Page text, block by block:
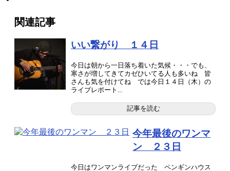
関連記事
いい繋がり １４日
今日は朝から一日落ち着いた気候・・・でも、
寒さが増してきてカゼひいてる人も多いね 皆
さんも気を付けてね では今日１４日（木）の
ライブレポート...
記事を読む
今年最後のワンマ
ン ２３日
今日はワンマンライブだった ペンギンハウス